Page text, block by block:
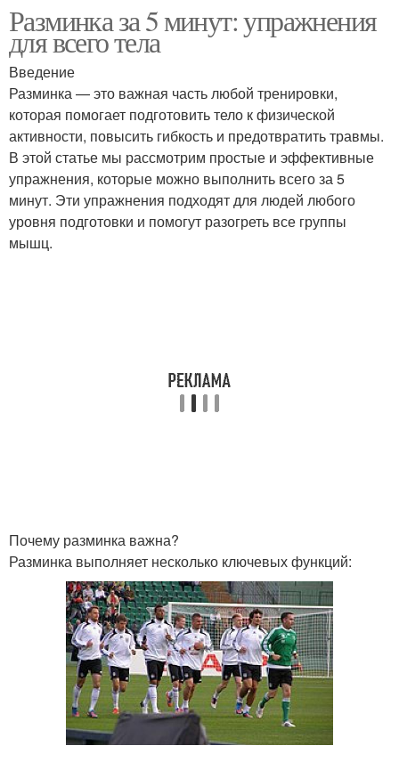
Разминка на результаты Разминка на здоровье
Общий разогрев
Упражнения для общей
разминки
Разминка для ног Разминка для туловища
Разминка перед
растяжкой
Суставная разминка
Противопоказания для
суставной разминки
Разминка при наличии
Разминка за 5 минут: упражнения
для всего тела
Введение
Разминка — это важная часть любой тренировки,
которая помогает подготовить тело к физической
активности, повысить гибкость и предотвратить травмы.
В этой статье мы рассмотрим простые и эффективные
упражнения, которые можно выполнить всего за 5
минут. Эти упражнения подходят для людей любого
уровня подготовки и помогут разогреть все группы
мышц.
Почему разминка важна?
Разминка выполняет несколько ключевых функций: